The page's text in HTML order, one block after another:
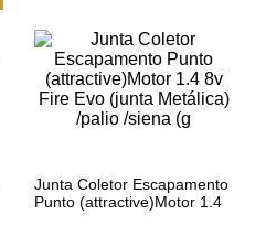
Junta Coletor Escapamento
Punto (attractive)Motor 1.4